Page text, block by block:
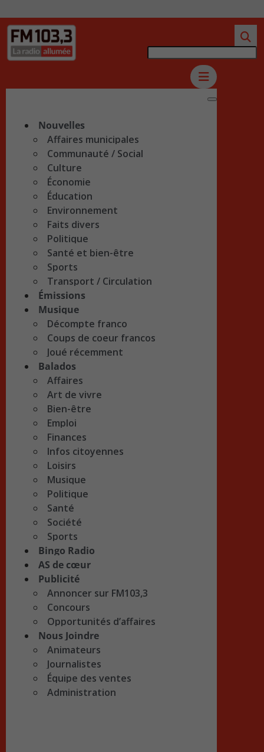
Nouvelles
Affaires municipales
Communauté / Social
Culture
Économie
Éducation
Environnement
Faits divers
Politique
Santé et bien-être
Sports
Transport / Circulation
Émissions
Musique
Décompte franco
Coups de coeur francos
Joué récemment
Balados
Affaires
Art de vivre
Bien-être
Emploi
Finances
Infos citoyennes
Loisirs
Musique
Politique
Santé
Société
Sports
Bingo Radio
AS de cœur
Publicité
Annoncer sur FM103,3
Concours
Opportunités d’affaires
Nous Joindre
Animateurs
Journalistes
Équipe des ventes
Administration